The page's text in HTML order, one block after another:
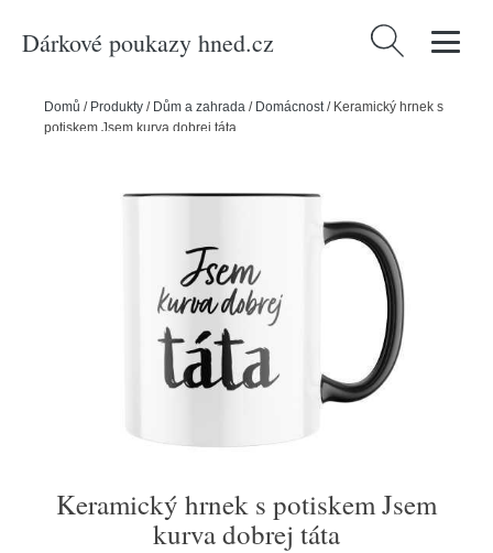
Dárkové poukazy hned.cz Vyhledávání
Domů / Produkty / Dům a zahrada / Domácnost/ Keramický hrnek s
potiskem Jsem kurva dobrej táta
Keramický hrnek s potiskem Jsem
kurva dobrej táta